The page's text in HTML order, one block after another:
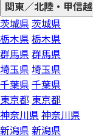
関東／北陸・甲信越
茨城県 茨城県
栃木県 栃木県
群馬県 群馬県
埼玉県 埼玉県
千葉県 千葉県
東京都 東京都
神奈川県 神奈川県
新潟県 新潟県